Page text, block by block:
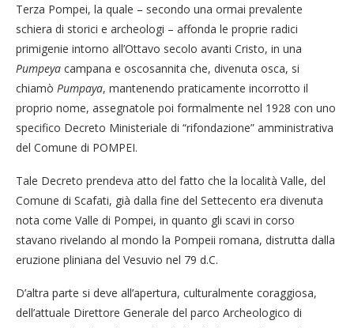
Terza Pompei, la quale – secondo una ormai prevalente
schiera di storici e archeologi – affonda le proprie radici
primigenie intorno all’Ottavo secolo avanti Cristo, in una
Pumpeya campana e oscosannita che, divenuta osca, si
chiamò Pumpaya, mantenendo praticamente incorrotto il
proprio nome, assegnatole poi formalmente nel 1928 con uno
specifico Decreto Ministeriale di “rifondazione” amministrativa
del Comune di POMPEI.
Tale Decreto prendeva atto del fatto che la località Valle, del
Comune di Scafati, già dalla fine del Settecento era divenuta
nota come Valle di Pompei, in quanto gli scavi in corso
stavano rivelando al mondo la Pompeii romana, distrutta dalla
eruzione pliniana del Vesuvio nel 79 d.C.
D’altra parte si deve all’apertura, culturalmente coraggiosa,
dell’attuale Direttore Generale del parco Archeologico di